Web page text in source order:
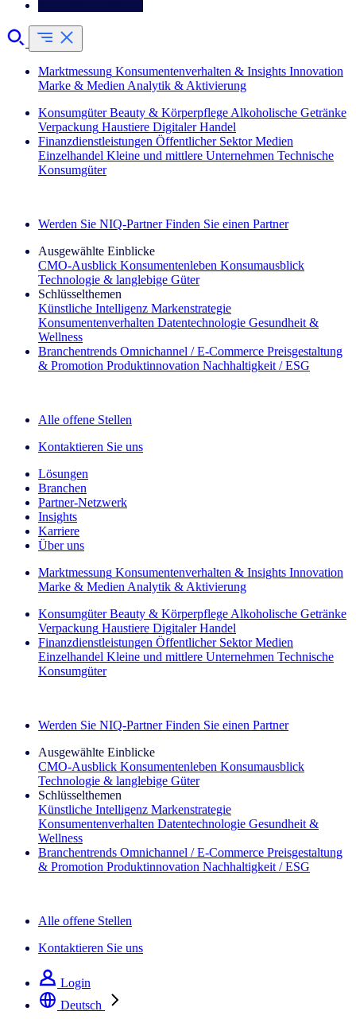
Marktmessung Konsumentenverhalten & Insights Innovation
Marke & Medien Analytik & Aktivierung
Konsumgüter Beauty & Körperpflege Alkoholische Getränke
Verpackung Haustiere Digitaler Handel
Finanzdienstleistungen Öffentlicher Sektor Medien
Einzelhandel Kleine und mittlere Unternehmen Technische
Konsumgüter
Werden Sie NIQ-Partner Finden Sie einen Partner
Ausgewählte Einblicke
CMO‑Ausblick Konsumentenleben Konsumausblick
Technologie & langlebige Güter
Schlüsselthemen
Künstliche Intelligenz Markenstrategie
Konsumentenverhalten Datentechnologie Gesundheit &
Wellness
Branchentrends Omnichannel / E‑Commerce Preisgestaltung
& Promotion Produktinnovation Nachhaltigkeit / ESG
Alle offene Stellen
Kontaktieren Sie uns
Lösungen
Branchen
Partner-Netzwerk
Insights
Karriere
Über uns
Marktmessung Konsumentenverhalten & Insights Innovation
Marke & Medien Analytik & Aktivierung
Konsumgüter Beauty & Körperpflege Alkoholische Getränke
Verpackung Haustiere Digitaler Handel
Finanzdienstleistungen Öffentlicher Sektor Medien
Einzelhandel Kleine und mittlere Unternehmen Technische
Konsumgüter
Werden Sie NIQ-Partner Finden Sie einen Partner
Ausgewählte Einblicke
CMO‑Ausblick Konsumentenleben Konsumausblick
Technologie & langlebige Güter
Schlüsselthemen
Künstliche Intelligenz Markenstrategie
Konsumentenverhalten Datentechnologie Gesundheit &
Wellness
Branchentrends Omnichannel / E‑Commerce Preisgestaltung
& Promotion Produktinnovation Nachhaltigkeit / ESG
Alle offene Stellen
Kontaktieren Sie uns
Login
Deutsch